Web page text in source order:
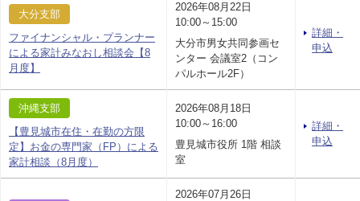
大分支部
ファイナンシャル・プランナー
による家計みなおし相談会【8
月度】
2026年08月22日
10:00～15:00
大分市男女共同参画セ
ンター 会議室2（コン
パルホール2F）
詳細・
申込
沖縄支部
【豊見城市在住・在勤の方限
定】お金の専門家（FP）による
家計相談（8月度）
2026年08月18日
10:00～16:00
豊見城市役所 1階 相談
室
詳細・
申込
2026年07月26日